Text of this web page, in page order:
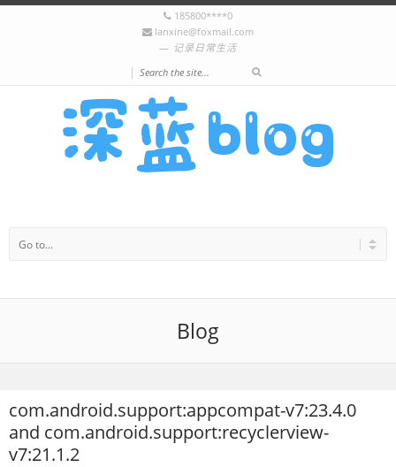
185800****0
lanxine@foxmail.com
记录日常生活
|
Blog
com.android.support:appcompat-v7:23.4.0
and com.android.support:recyclerview-
v7:21.1.2